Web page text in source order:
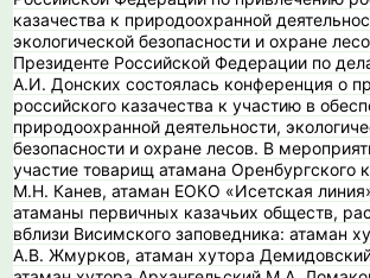
казачества к природоохранной
экологической безопасности и охране
Президенте Российской Федерации по
А.И. Донских состоялась конференция о
российского казачества к участию в
природоохранной деятельности,
безопасности и охране лесов. В
участие товарищ атамана Оренбургского
М.Н. Канев, атаман ЕОКО «Исетская
атаманы первичных казачьих обществ,
вблизи Висимского заповедника: атаман
А.В. Жмурков, атаман хутора